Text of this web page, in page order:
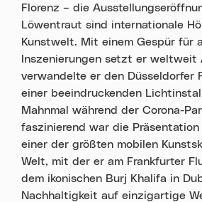
Florenz – die
Löwentraut sind internationale
Kunstwelt. Mit einem Gespür für
Inszenierungen setzt er weltweit
verwandelte er den Düsseldorfer
einer beeindruckenden
Mahnmal während der Corona-
faszinierend war die Präsentation
einer der größten mobilen
Welt, mit der er am Frankfurter
dem ikonischen Burj Khalifa in
Nachhaltigkeit auf einzigartige